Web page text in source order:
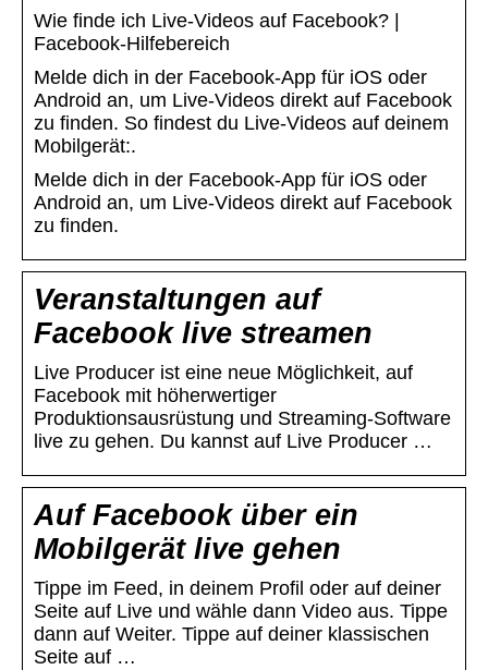
Wie finde ich Live-Videos auf Facebook? |
Facebook-Hilfebereich
Melde dich in der Facebook-App für iOS oder
Android an, um Live-Videos direkt auf Facebook
zu finden. So findest du Live-Videos auf deinem
Mobilgerät:.
Melde dich in der Facebook-App für iOS oder
Android an, um Live-Videos direkt auf Facebook
zu finden.
Veranstaltungen auf
Facebook live streamen
Live Producer ist eine neue Möglichkeit, auf
Facebook mit höherwertiger
Produktionsausrüstung und Streaming-Software
live zu gehen. Du kannst auf Live Producer …
Auf Facebook über ein
Mobilgerät live gehen
Tippe im Feed, in deinem Profil oder auf deiner
Seite auf Live und wähle dann Video aus. Tippe
dann auf Weiter. Tippe auf deiner klassischen
Seite auf …